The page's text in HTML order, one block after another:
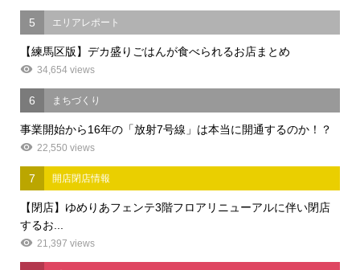
5 エリアレポート
【練馬区版】デカ盛りごはんが食べられるお店まとめ
34,654 views
6 まちづくり
事業開始から16年の「放射7号線」は本当に開通するのか！？
22,550 views
7 開店閉店情報
【閉店】ゆめりあフェンテ3階フロアリニューアルに伴い閉店
するお...
21,397 views